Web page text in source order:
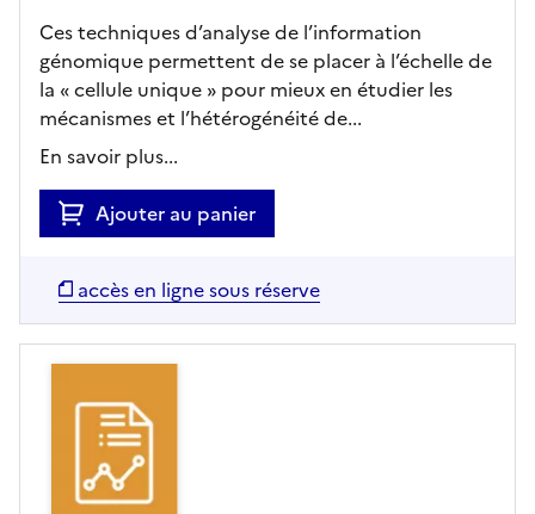
Ces techniques d’analyse de l’information
génomique permettent de se placer à l’échelle de
la « cellule unique » pour mieux en étudier les
mécanismes et l’hétérogénéité de...
En savoir plus...
Ajouter au panier
accès en ligne sous réserve